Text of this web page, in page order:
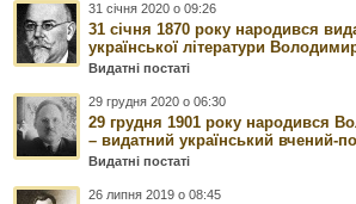
31 січня 2020 о 09:26
31 січня 1870 року народився
української літератури
Видатні постаті
29 грудня 2020 о 06:30
29 грудня 1901 року народився
– видатний український вчений-
Видатні постаті
26 липня 2019 о 08:45